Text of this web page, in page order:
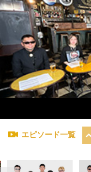
エピソード一覧